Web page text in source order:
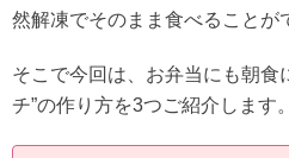
然解凍でそのまま食べることが
そこで今回は、お弁当にも朝食
チ”の作り方を3つご紹介します。